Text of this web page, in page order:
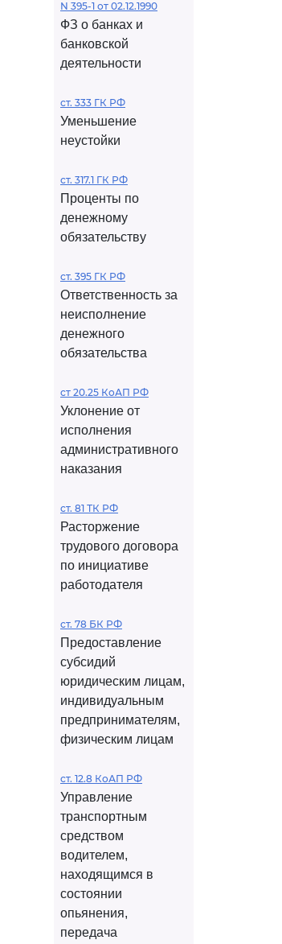
N 395-1 от 02.12.1990
ФЗ о банках и
банковской
деятельности
ст. 333 ГК РФ
Уменьшение
неустойки
ст. 317.1 ГК РФ
Проценты по
денежному
обязательству
ст. 395 ГК РФ
Ответственность за
неисполнение
денежного
обязательства
ст 20.25 КоАП РФ
Уклонение от
исполнения
административного
наказания
ст. 81 ТК РФ
Расторжение
трудового договора
по инициативе
работодателя
ст. 78 БК РФ
Предоставление
субсидий
юридическим лицам,
индивидуальным
предпринимателям,
физическим лицам
ст. 12.8 КоАП РФ
Управление
транспортным
средством
водителем,
находящимся в
состоянии
опьянения,
передача